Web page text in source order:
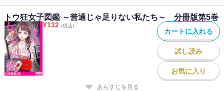
トウ狂女子図鑑 ～普通じゃ足りない私たち～ 分冊版第5巻
¥132 (税込)
カートに入れる
試し読み
お気に入り
あらすじを見る